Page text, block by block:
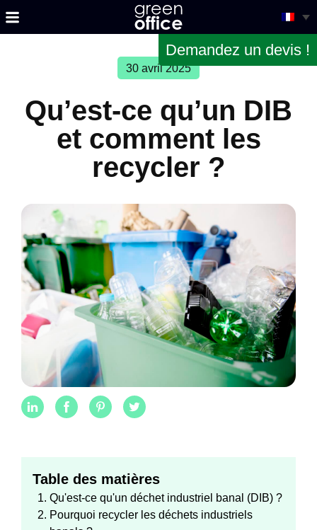
Demandez un devis !
30 avril 2025
Qu’est-ce qu’un DIB
et comment les
recycler ?
Table des matières
Qu'est-ce qu'un déchet industriel banal (DIB) ?
Pourquoi recycler les déchets industriels